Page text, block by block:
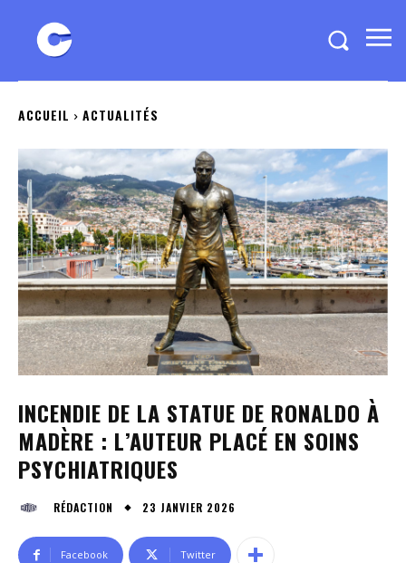
ACCUEIL ACTUALITÉS
INCENDIE DE LA STATUE DE RONALDO À
MADÈRE : L’AUTEUR PLACÉ EN SOINS
PSYCHIATRIQUES
RÉDACTION 23 JANVIER 2026
Facebook Twitter